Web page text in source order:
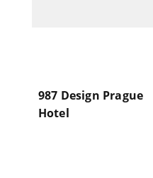
987 Design Prague
Hotel